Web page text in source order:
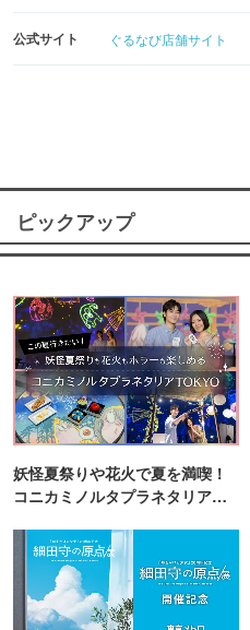
公式サイト ぐるなび店舗サイト
ピックアップ
妖怪夏祭りや花火で夏を満喫！
コニカミノルタプラネタリア